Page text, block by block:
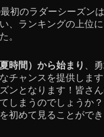
初のラダーシーズン
、ランキングの上位
。
時間）から始まり
、
チャンスを提供しま
ンとなります！皆さ
しまうのでしょうか
初めて見ることがで